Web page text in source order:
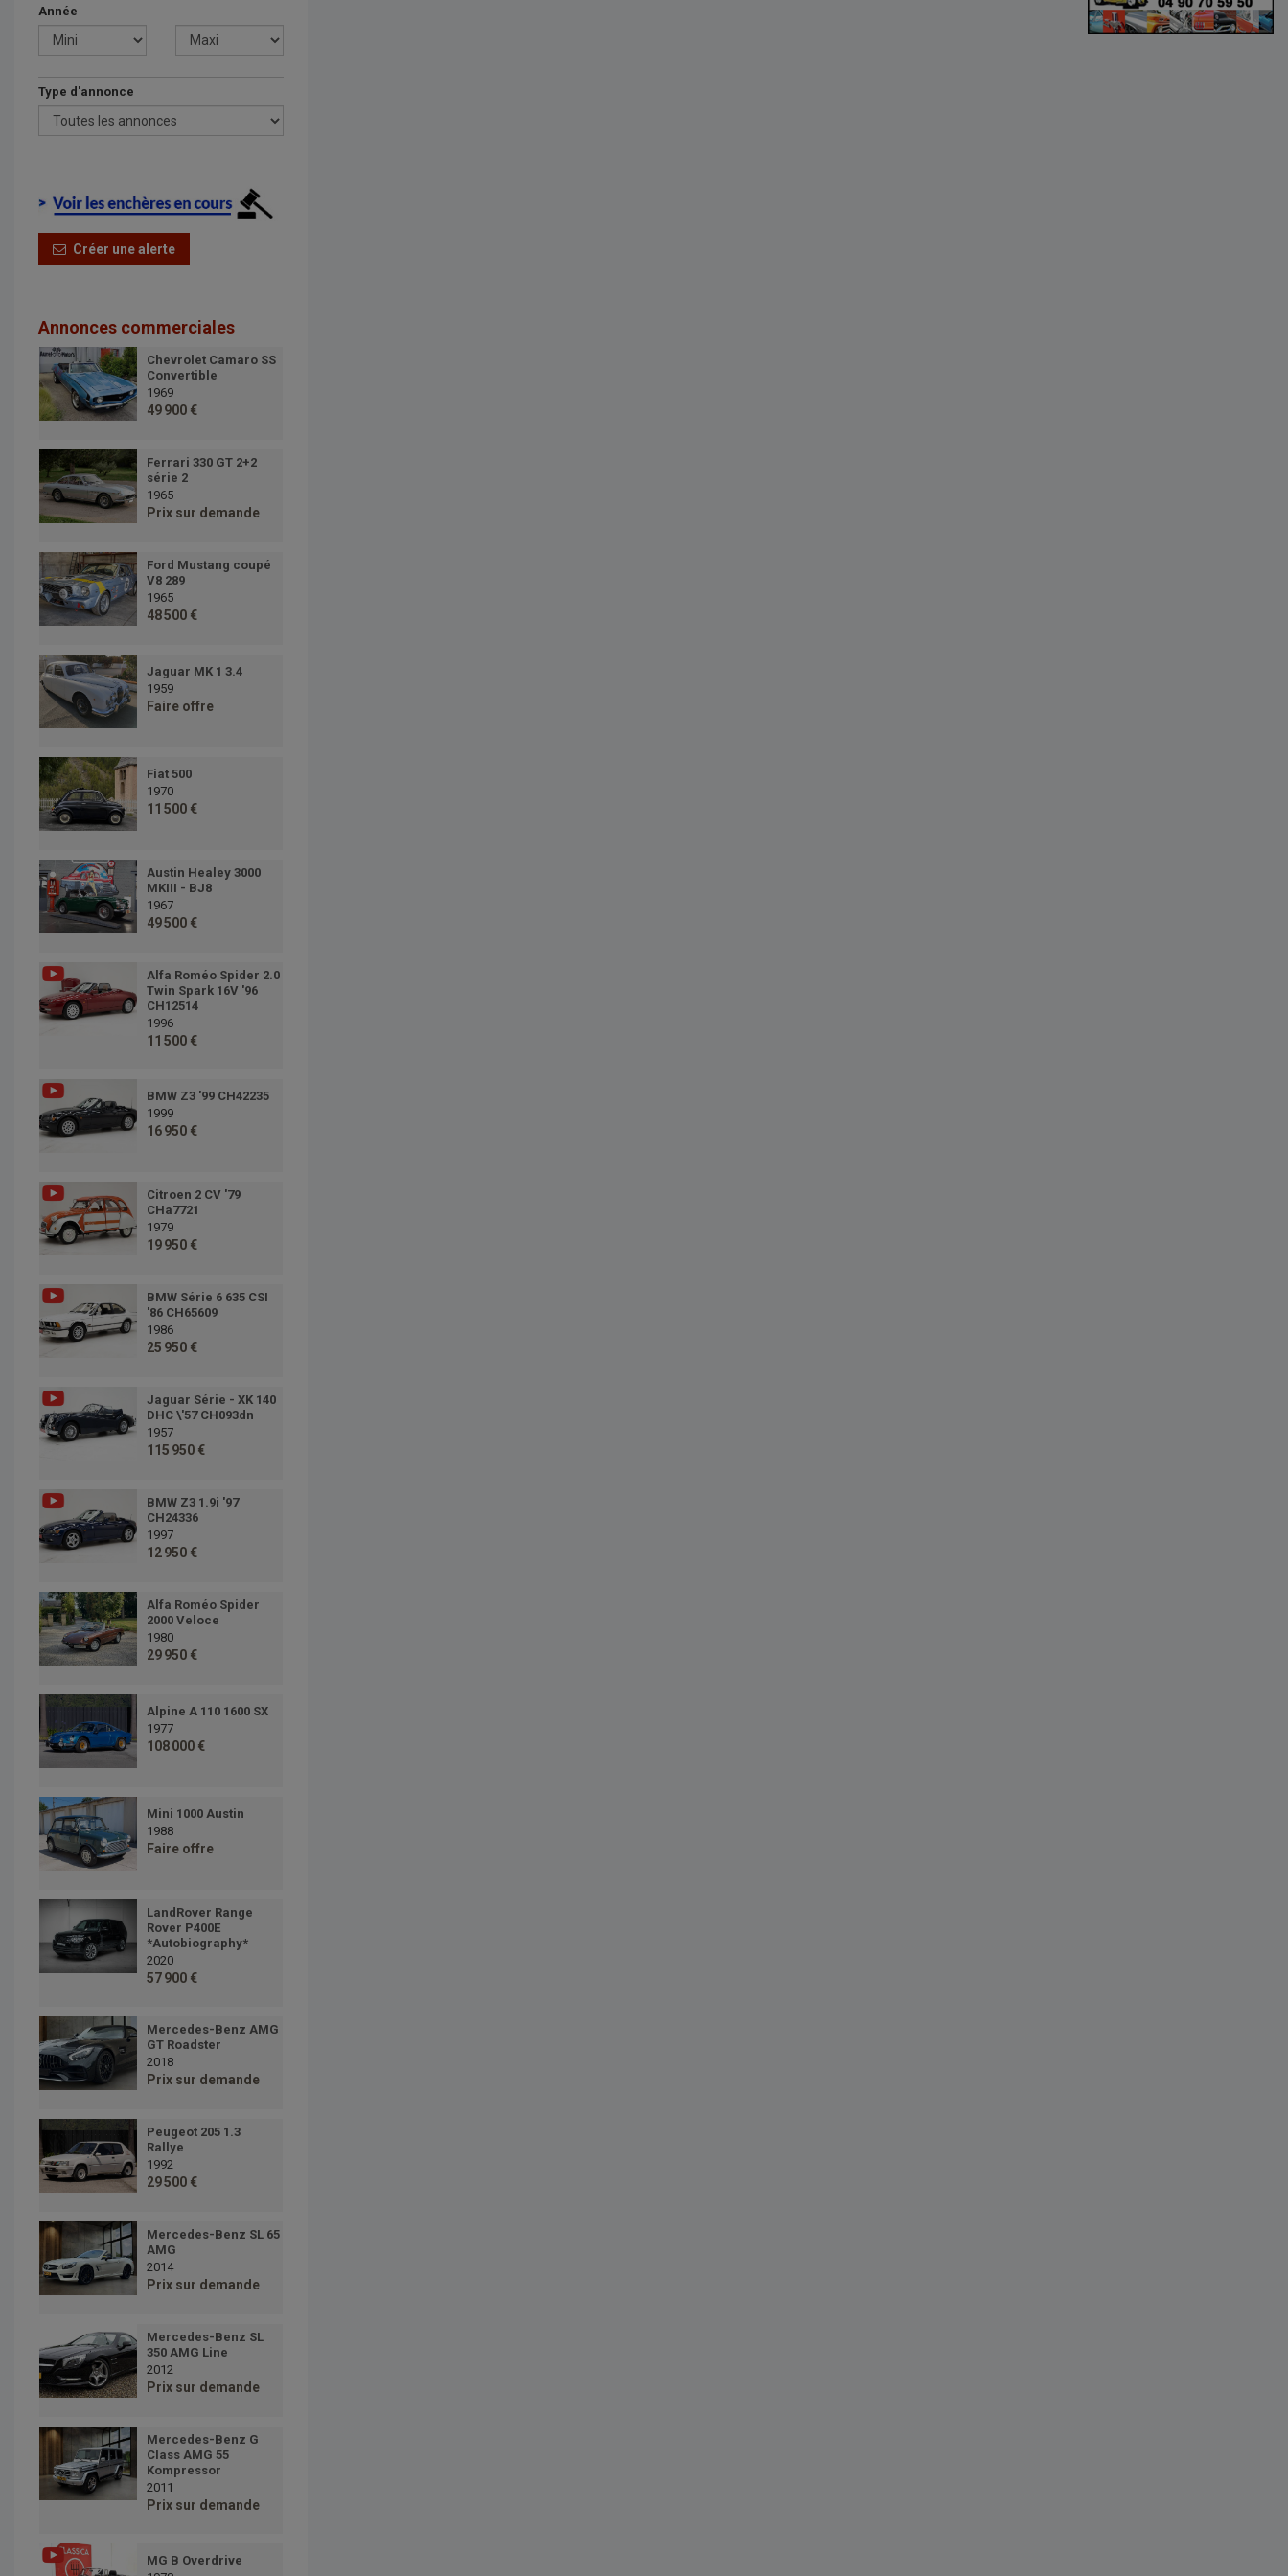
Année
Type d'annonce
Créer une alerte
Annonces commerciales
Chevrolet Camaro SS
Convertible
1969
49 900 €
Ferrari 330 GT 2+2
série 2
1965
Prix sur demande
Ford Mustang coupé
V8 289
1965
48 500 €
Jaguar MK 1 3.4
1959
Faire offre
Fiat 500
1970
11 500 €
Austin Healey 3000
MKIII - BJ8
1967
49 500 €
Alfa Roméo Spider 2.0
Twin Spark 16V '96
CH12514
1996
11 500 €
BMW Z3 '99 CH42235
1999
16 950 €
Citroen 2 CV '79
CHa7721
1979
19 950 €
BMW Série 6 635 CSI
'86 CH65609
1986
25 950 €
Jaguar Série - XK 140
DHC \'57 CH093dn
1957
115 950 €
BMW Z3 1.9i '97
CH24336
1997
12 950 €
Alfa Roméo Spider
2000 Veloce
1980
29 950 €
Alpine A 110 1600 SX
1977
108 000 €
Mini 1000 Austin
1988
Faire offre
LandRover Range
Rover P400E
*Autobiography*
2020
57 900 €
Mercedes-Benz AMG
GT Roadster
2018
Prix sur demande
Peugeot 205 1.3
Rallye
1992
29 500 €
Mercedes-Benz SL 65
AMG
2014
Prix sur demande
Mercedes-Benz SL
350 AMG Line
2012
Prix sur demande
Mercedes-Benz G
Class AMG 55
Kompressor
2011
Prix sur demande
MG B Overdrive